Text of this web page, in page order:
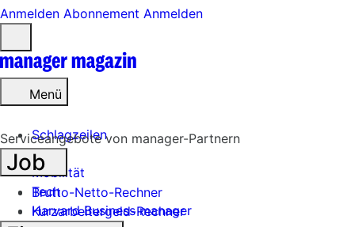
Anmelden Abonnement Anmelden
öffnen
Menü
Schlagzeilen
Mobilität
Tech
Harvard Business manager
Serviceangebote von manager-Partnern
Job
Brutto-Netto-Rechner
Kurzarbeitergeld-Rechner